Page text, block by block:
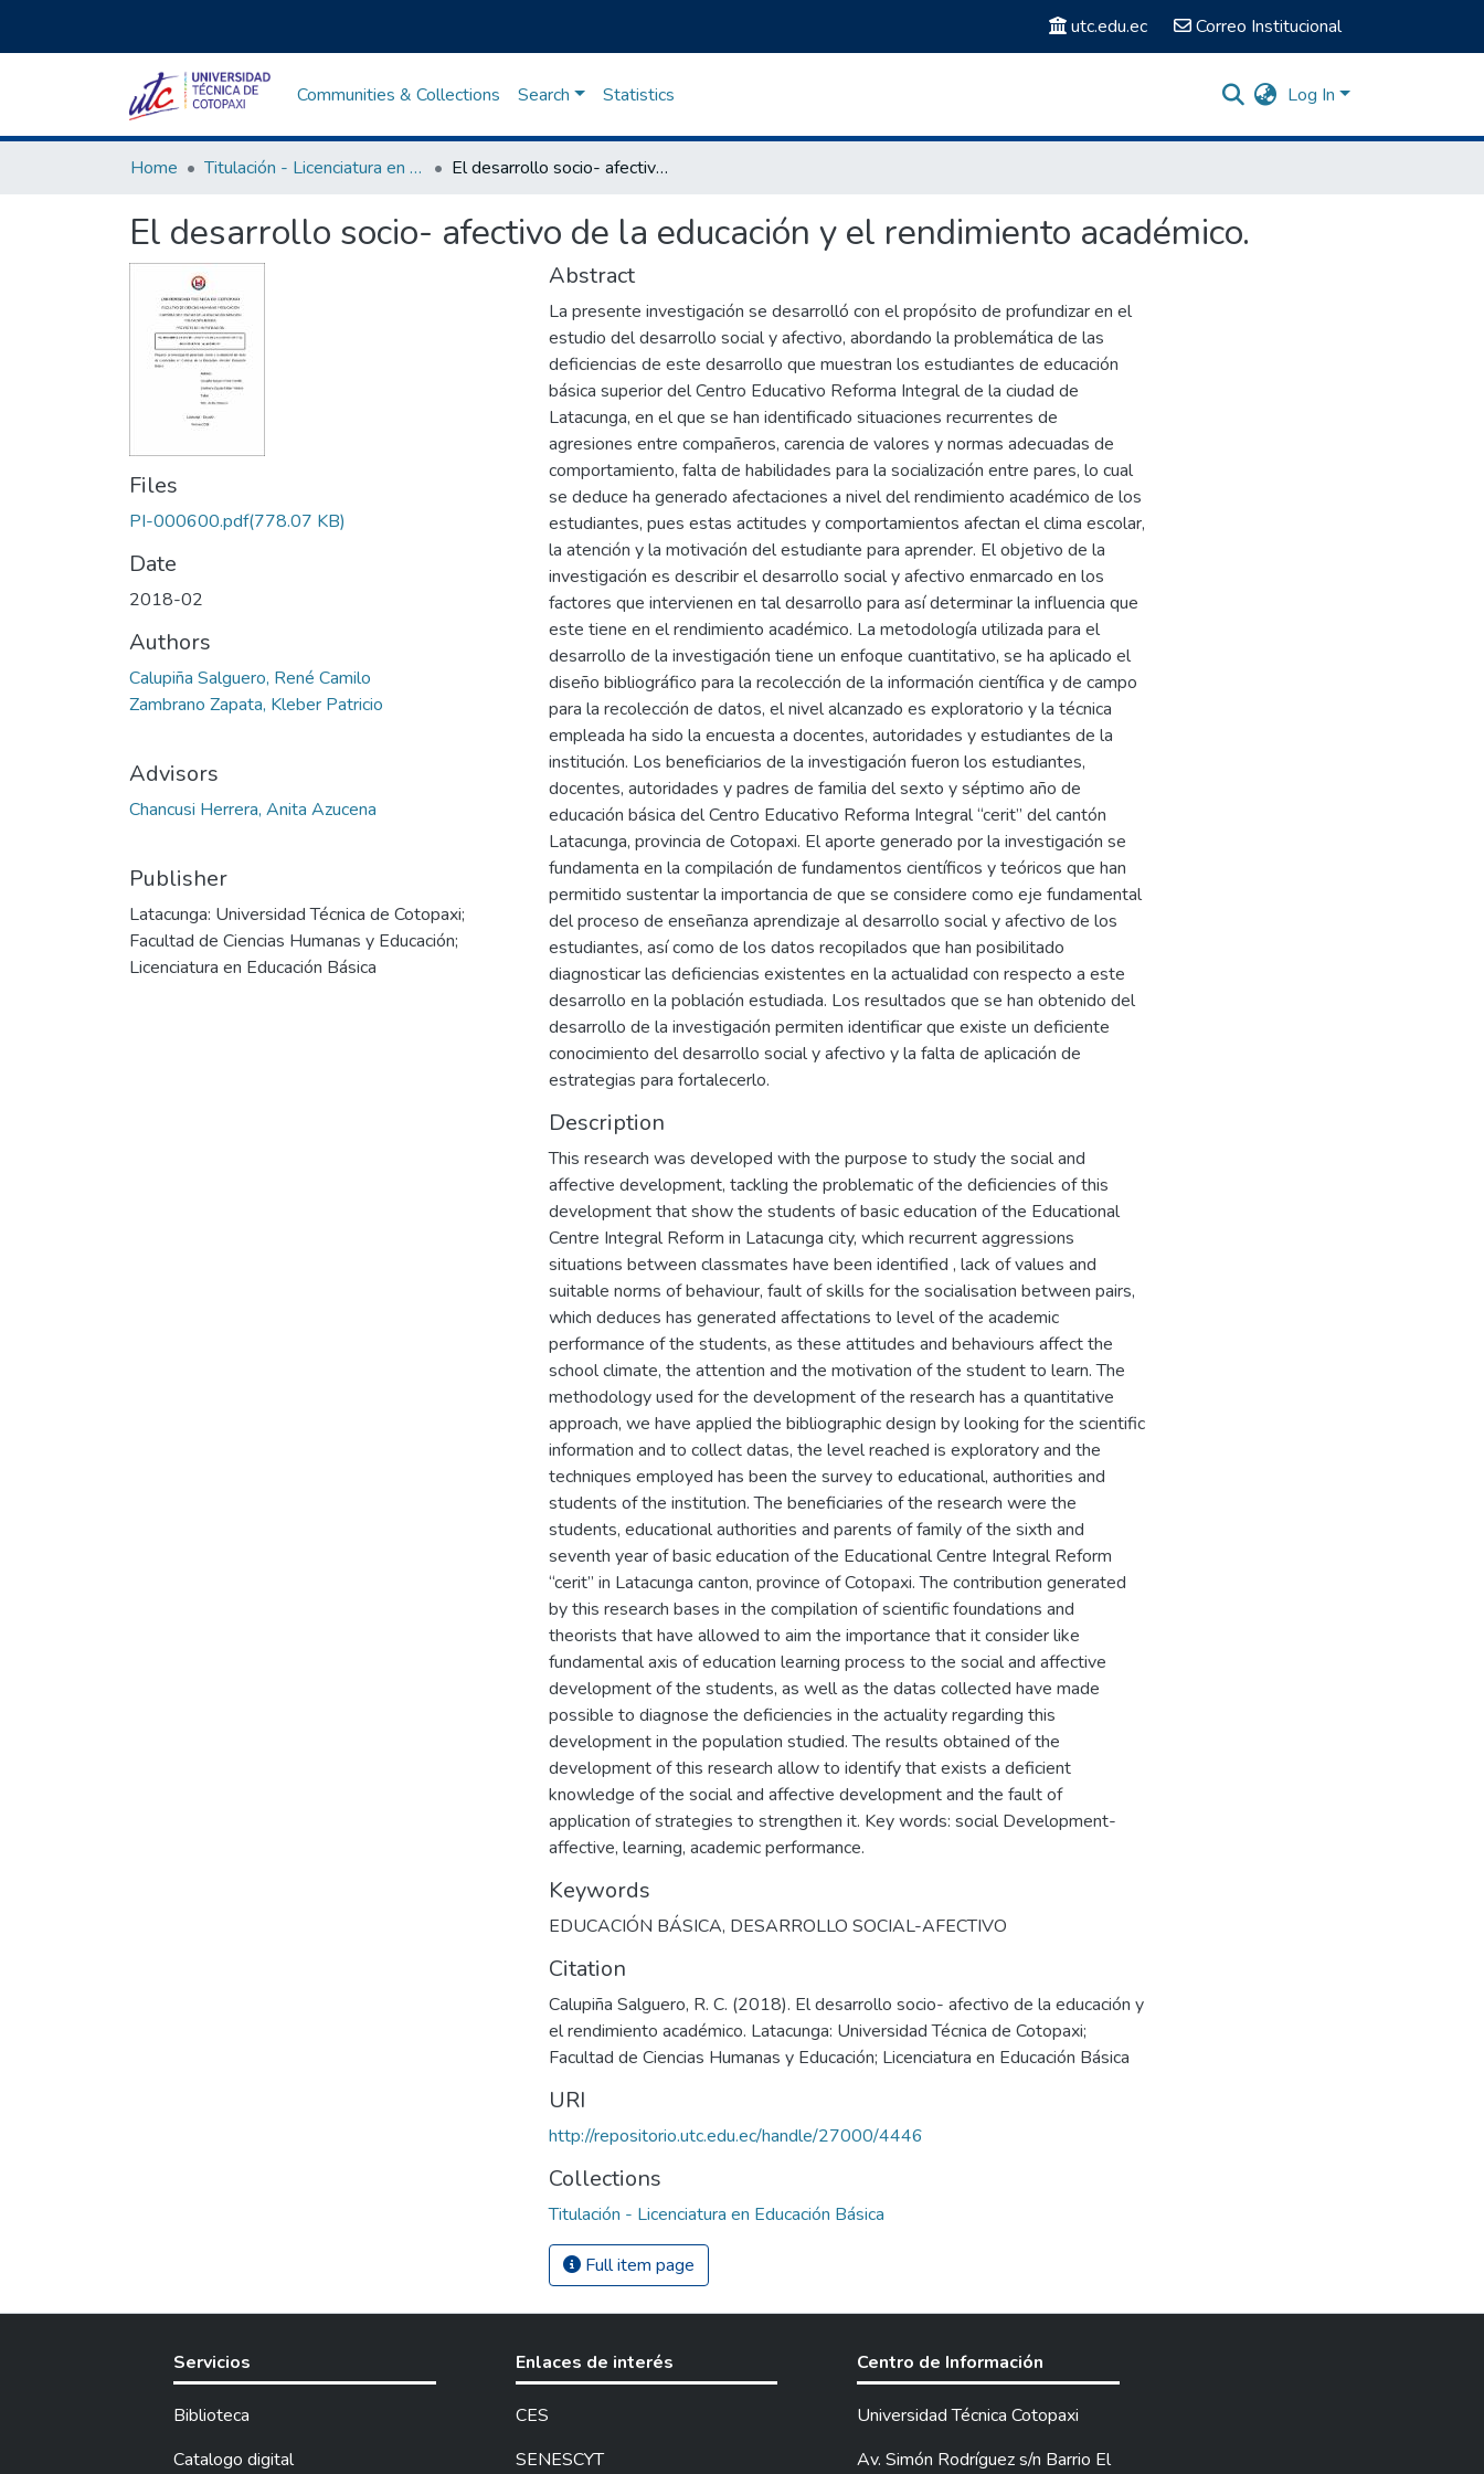
utc.edu.ec Correo Institucional
Communities & Collections Search Statistics Log In
Home Titulación - Licenciatura en Educación Básica El desarrollo socio- afectivo de la educación y el rendimiento académico.
El desarrollo socio- afectivo de la educación y el rendimiento académico.
Files
PI-000600.pdf(778.07 KB)
Date
2018-02
Authors
Calupiña Salguero, René Camilo
Zambrano Zapata, Kleber Patricio
Advisors
Chancusi Herrera, Anita Azucena
Publisher
Latacunga: Universidad Técnica de Cotopaxi;
Facultad de Ciencias Humanas y Educación;
Licenciatura en Educación Básica
Abstract
La presente investigación se desarrolló con el propósito de profundizar en el
estudio del desarrollo social y afectivo, abordando la problemática de las
deficiencias de este desarrollo que muestran los estudiantes de educación
básica superior del Centro Educativo Reforma Integral de la ciudad de
Latacunga, en el que se han identificado situaciones recurrentes de
agresiones entre compañeros, carencia de valores y normas adecuadas de
comportamiento, falta de habilidades para la socialización entre pares, lo cual
se deduce ha generado afectaciones a nivel del rendimiento académico de los
estudiantes, pues estas actitudes y comportamientos afectan el clima escolar,
la atención y la motivación del estudiante para aprender. El objetivo de la
investigación es describir el desarrollo social y afectivo enmarcado en los
factores que intervienen en tal desarrollo para así determinar la influencia que
este tiene en el rendimiento académico. La metodología utilizada para el
desarrollo de la investigación tiene un enfoque cuantitativo, se ha aplicado el
diseño bibliográfico para la recolección de la información científica y de campo
para la recolección de datos, el nivel alcanzado es exploratorio y la técnica
empleada ha sido la encuesta a docentes, autoridades y estudiantes de la
institución. Los beneficiarios de la investigación fueron los estudiantes,
docentes, autoridades y padres de familia del sexto y séptimo año de
educación básica del Centro Educativo Reforma Integral “cerit” del cantón
Latacunga, provincia de Cotopaxi. El aporte generado por la investigación se
fundamenta en la compilación de fundamentos científicos y teóricos que han
permitido sustentar la importancia de que se considere como eje fundamental
del proceso de enseñanza aprendizaje al desarrollo social y afectivo de los
estudiantes, así como de los datos recopilados que han posibilitado
diagnosticar las deficiencias existentes en la actualidad con respecto a este
desarrollo en la población estudiada. Los resultados que se han obtenido del
desarrollo de la investigación permiten identificar que existe un deficiente
conocimiento del desarrollo social y afectivo y la falta de aplicación de
estrategias para fortalecerlo.
Description
This research was developed with the purpose to study the social and
affective development, tackling the problematic of the deficiencies of this
development that show the students of basic education of the Educational
Centre Integral Reform in Latacunga city, which recurrent aggressions
situations between classmates have been identified , lack of values and
suitable norms of behaviour, fault of skills for the socialisation between pairs,
which deduces has generated affectations to level of the academic
performance of the students, as these attitudes and behaviours affect the
school climate, the attention and the motivation of the student to learn. The
methodology used for the development of the research has a quantitative
approach, we have applied the bibliographic design by looking for the scientific
information and to collect datas, the level reached is exploratory and the
techniques employed has been the survey to educational, authorities and
students of the institution. The beneficiaries of the research were the
students, educational authorities and parents of family of the sixth and
seventh year of basic education of the Educational Centre Integral Reform
“cerit” in Latacunga canton, province of Cotopaxi. The contribution generated
by this research bases in the compilation of scientific foundations and
theorists that have allowed to aim the importance that it consider like
fundamental axis of education learning process to the social and affective
development of the students, as well as the datas collected have made
possible to diagnose the deficiencies in the actuality regarding this
development in the population studied. The results obtained of the
development of this research allow to identify that exists a deficient
knowledge of the social and affective development and the fault of
application of strategies to strengthen it. Key words: social Development-
affective, learning, academic performance.
Keywords
EDUCACIÓN BÁSICA, DESARROLLO SOCIAL-AFECTIVO
Citation
Calupiña Salguero, R. C. (2018). El desarrollo socio- afectivo de la educación y
el rendimiento académico. Latacunga: Universidad Técnica de Cotopaxi;
Facultad de Ciencias Humanas y Educación; Licenciatura en Educación Básica
URI
http://repositorio.utc.edu.ec/handle/27000/4446
Collections
Titulación - Licenciatura en Educación Básica
Full item page
Servicios
Biblioteca
Catalogo digital
Enlaces de interés
CES
SENESCYT
Centro de Información
Universidad Técnica Cotopaxi
Av. Simón Rodríguez s/n Barrio El